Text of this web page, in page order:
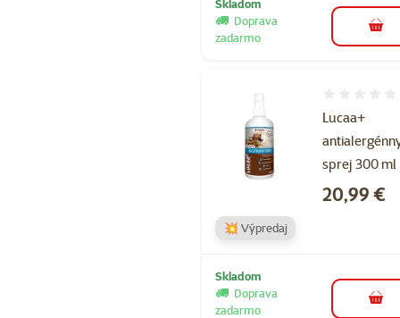
Skladom
Doprava
zadarmo
do
Lucaa+
sprej 300 ml
Cena
20,99 €
💥 Výpredaj
Skladom
Doprava
zadarmo
do